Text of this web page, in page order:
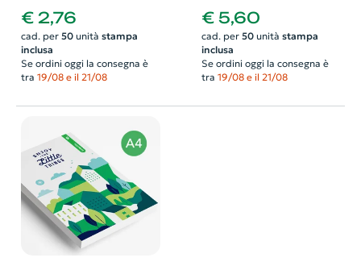
fronte in quadricromia e
incollati
€ 2,76
cad. per 50unità stampa
inclusa
Se ordini oggi la consegna è
tra 19/08 e il 21/08
Copertina personalizzati
€ 5,60
cad. per 50unità stampa
inclusa
Se ordini oggi la consegna è
tra 19/08 e il 21/08